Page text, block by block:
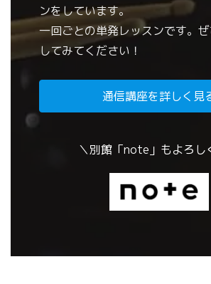
ンをしています。
一回ごとの単発レッスンです。
してみてください！
通信講座を詳しく見
＼別館「note」もよろし